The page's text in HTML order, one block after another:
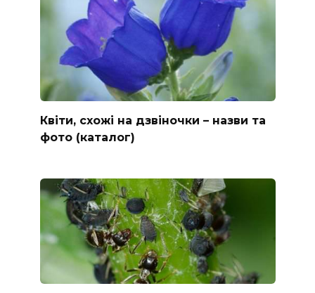
Квіти, схожі на дзвіночки – назви та
фото (каталог)